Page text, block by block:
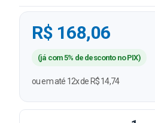
R$ 168,06
(já com 5% de desconto no PIX)
ou em até 12x de R$ 14,74